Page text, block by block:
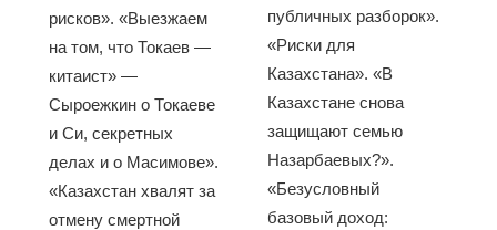
рисков». «Выезжаем
на том, что Токаев —
китаист» —
Сыроежкин о Токаеве
и Си, секретных
делах и о Масимове».
«Казахстан хвалят за
отмену смертной
публичных разборок».
«Риски для
Казахстана». «В
Казахстане снова
защищают семью
Назарбаевых?».
«Безусловный
базовый доход: